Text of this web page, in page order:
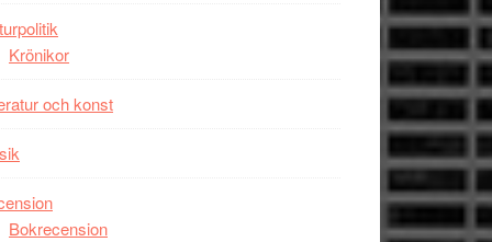
skådespelare
Krönikor
och konst
Bokrecension